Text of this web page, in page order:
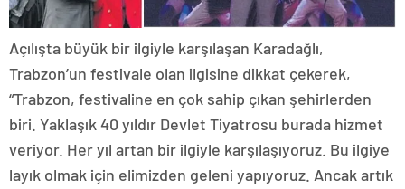
Açılışta büyük bir ilgiyle karşılaşan Karadağlı,
Trabzon’un festivale olan ilgisine dikkat çekerek,
“Trabzon, festivaline en çok sahip çıkan şehirlerden
biri. Yaklaşık 40 yıldır Devlet Tiyatrosu burada hizmet
veriyor. Her yıl artan bir ilgiyle karşılaşıyoruz. Bu ilgiye
layık olmak için elimizden geleni yapıyoruz. Ancak artık